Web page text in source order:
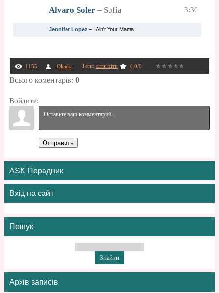
Alvaro Soler– Sofia 3:30
Jennifer Lopez – I Ain't Your Mama
1155 Olenka Теги: літні хіти 0.0/0
Всього коментарів: 0
Войдите:
Отправить
ASK Порадник
Вхід на сайт
Пошук
Архів записів